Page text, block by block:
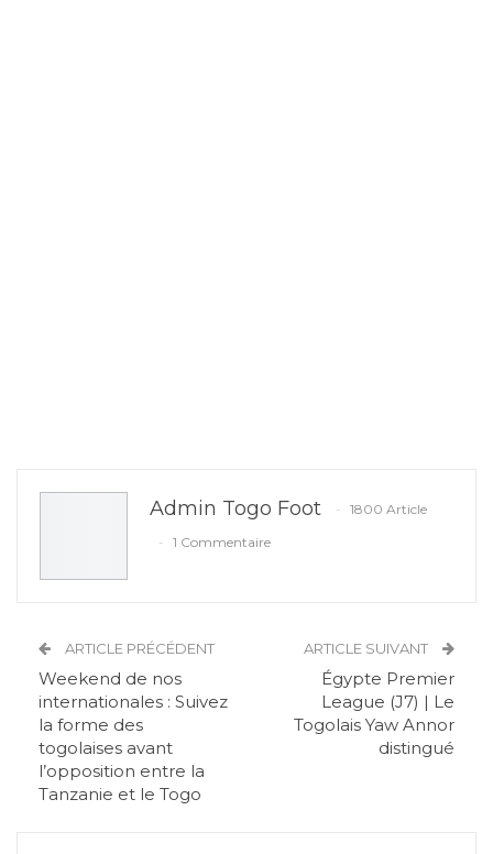
Admin Togo Foot
1800 Article
1 Commentaire
ARTICLE PRÉCÉDENT
Weekend de nos
internationales : Suivez
la forme des
togolaises avant
l’opposition entre la
Tanzanie et le Togo
ARTICLE SUIVANT
Égypte Premier
League (J7) | Le
Togolais Yaw Annor
distingué